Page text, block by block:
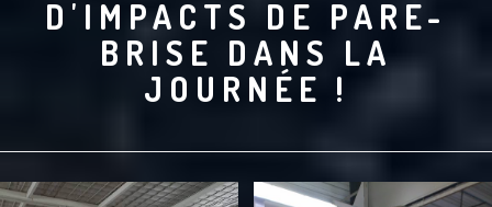
D'IMPACTS DE PARE-
BRISE DANS LA
JOURNÉE !